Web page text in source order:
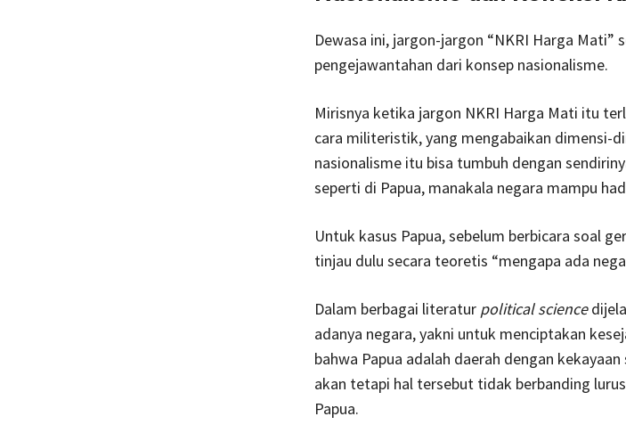
Dewasa ini, jargon-jargon “NKRI Harga Mati”
pengejawantahan dari konsep nasionalisme.
Mirisnya ketika jargon NKRI Harga Mati itu
cara militeristik, yang mengabaikan dimensi-
nasionalisme itu bisa tumbuh dengan
seperti di Papua, manakala negara mampu
Untuk kasus Papua, sebelum berbicara soal
tinjau dulu secara teoretis “mengapa ada
Dalam berbagai literatur political science
adanya negara, yakni untuk menciptakan
bahwa Papua adalah daerah dengan
akan tetapi hal tersebut tidak berbanding
Papua.